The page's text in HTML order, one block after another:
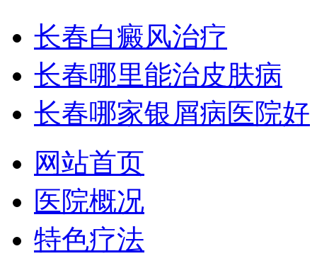
长春白癜风治疗
长春哪里能治皮肤病
长春哪家银屑病医院好
网站首页
医院概况
特色疗法